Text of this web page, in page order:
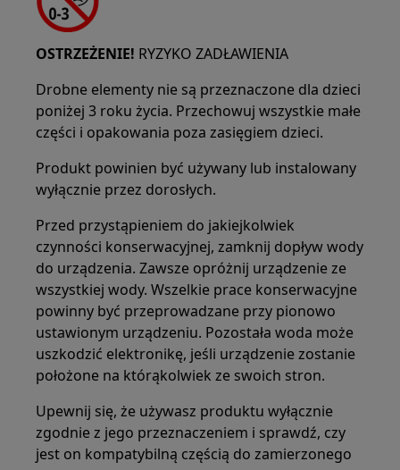
OSTRZEŻENIE! RYZYKO ZADŁAWIENIA
Drobne elementy nie są przeznaczone dla dzieci
poniżej 3 roku życia. Przechowuj wszystkie małe
części i opakowania poza zasięgiem dzieci.
Produkt powinien być używany lub instalowany
wyłącznie przez dorosłych.
Przed przystąpieniem do jakiejkolwiek
czynności konserwacyjnej, zamknij dopływ wody
do urządzenia. Zawsze opróżnij urządzenie ze
wszystkiej wody. Wszelkie prace konserwacyjne
powinny być przeprowadzane przy pionowo
ustawionym urządzeniu. Pozostała woda może
uszkodzić elektronikę, jeśli urządzenie zostanie
położone na którąkolwiek ze swoich stron.
Upewnij się, że używasz produktu wyłącznie
zgodnie z jego przeznaczeniem i sprawdź, czy
jest on kompatybilną częścią do zamierzonego